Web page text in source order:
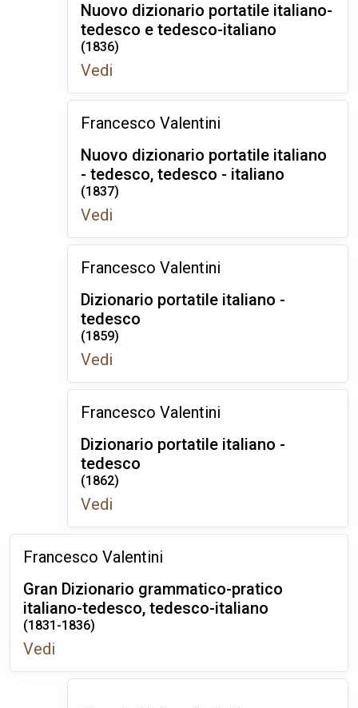
Nuovo dizionario portatile italiano-
tedesco e tedesco-italiano
(1836)
Vedi
Francesco Valentini
Nuovo dizionario portatile italiano
- tedesco, tedesco - italiano
(1837)
Vedi
Francesco Valentini
Dizionario portatile italiano -
tedesco
(1859)
Vedi
Francesco Valentini
Dizionario portatile italiano -
tedesco
(1862)
Vedi
Francesco Valentini
Gran Dizionario grammatico-pratico
italiano-tedesco, tedesco-italiano
(1831-1836)
Vedi